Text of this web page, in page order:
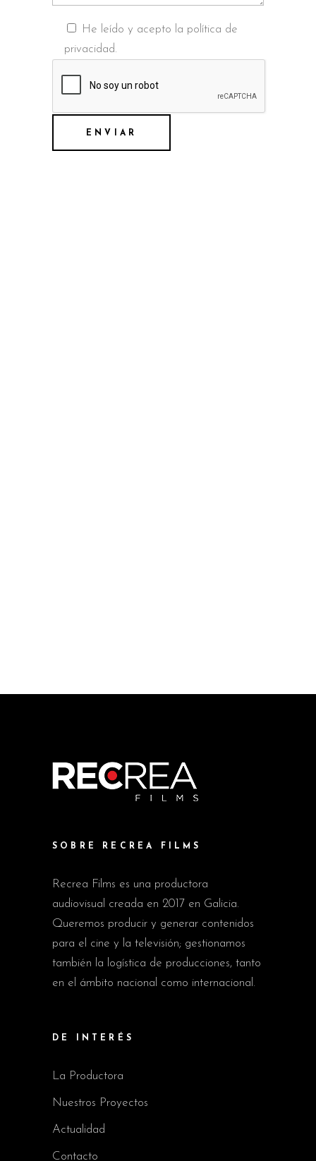
He leído y acepto la política de
privacidad.
SOBRE RECREA FILMS
Recrea Films es una productora
audiovisual creada en 2017 en Galicia.
Queremos producir y generar contenidos
para el cine y la televisión; gestionamos
también la logística de producciones, tanto
en el ámbito nacional como internacional.
DE INTERÉS
La Productora
Nuestros Proyectos
Actualidad
Contacto